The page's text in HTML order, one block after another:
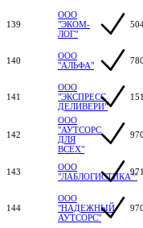
139
ООО
"ЭКОМ-
ЛОГ"
140
ООО
"АЛЬФА"
141
ООО
"ЭКСПРЕСС
ДЕЛИВЕРИ"
142
ООО
"АУТСОРС
ДЛЯ
ВСЕХ"
143
ООО
"ЛАБЛОГИСТИКА""
144
ООО
"НАДЕЖНЫЙ
АУТСОРС"